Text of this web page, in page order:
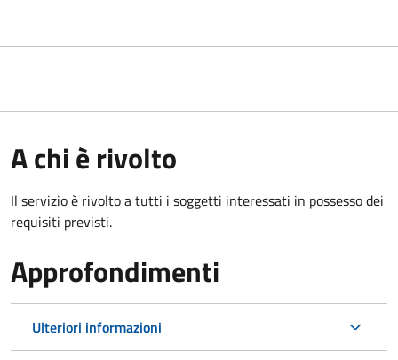
A chi è rivolto
Il servizio è rivolto a tutti i soggetti interessati in possesso dei
requisiti previsti.
Approfondimenti
Ulteriori informazioni